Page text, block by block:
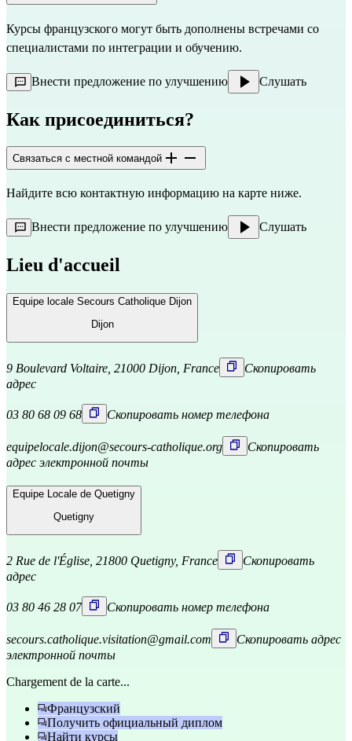
Курсы французского могут быть дополнены встречами со
специалистами по интеграции и обучению.
Внести предложение по улучшению Слушать
Как присоединиться?
Связаться с местной командой
Найдите всю контактную информацию на карте ниже.
Внести предложение по улучшению Слушать
Lieu d'accueil
Equipe locale Secours Catholique Dijon
Dijon
9 Boulevard Voltaire, 21000 Dijon, France
Скопировать
адрес
03 80 68 09 68 Скопировать номер телефона
equipelocale.dijon@secours-catholique.org
Скопировать
адрес электронной почты
Equipe Locale de Quetigny
Quetigny
2 Rue de l'Église, 21800 Quetigny, France
Скопировать
адрес
03 80 46 28 07 Скопировать номер телефона
secours.catholique.visitation@gmail.com
Скопировать адрес
электронной почты
Chargement de la carte...
Французский
Получить официальный диплом
Найти курсы